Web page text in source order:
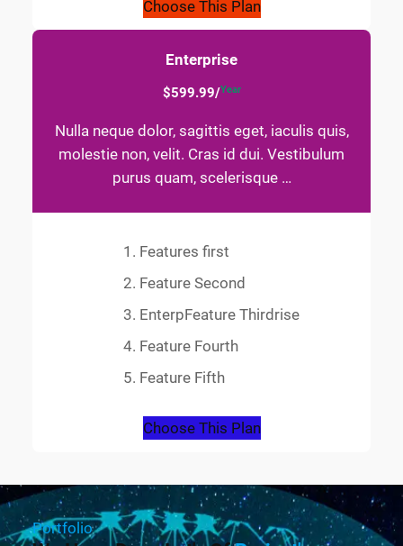
Choose This Plan
Enterprise
$599.99/Year
Nulla neque dolor, sagittis eget, iaculis quis,
molestie non, velit. Cras id dui. Vestibulum
purus quam, scelerisque …
Features first
Feature Second
EnterpFeature Thirdrise
Feature Fourth
Feature Fifth
Choose This Plan
Portfolio